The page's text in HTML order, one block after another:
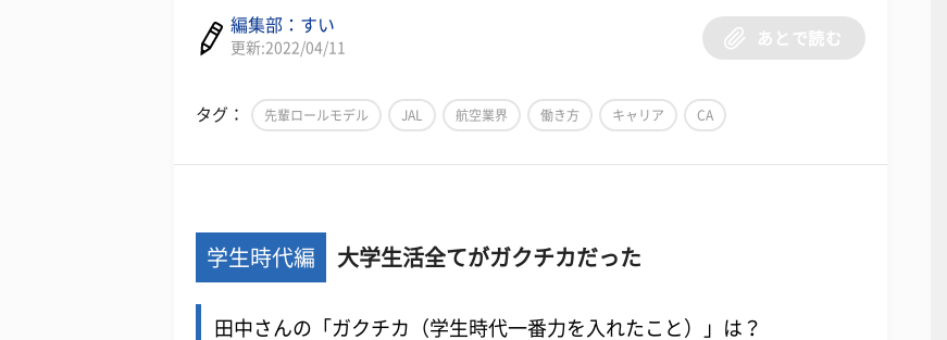
編集部：すい
更新:2022/04/11
あとで読む
タグ： 先輩ロールモデル JAL 航空業界 働き方 キャリア CA
学生時代編 大学生活全てがガクチカだった
田中さんの「ガクチカ（学生時代一番力を入れたこと）」は？